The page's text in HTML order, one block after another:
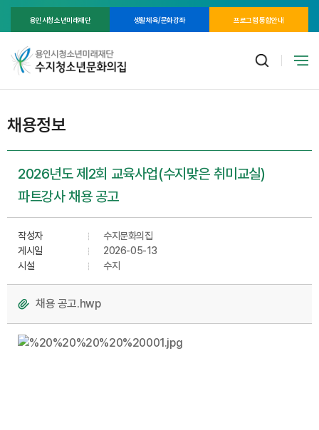
용인시청소년미래재단 생활체육/문화강좌 프로그램 통합안내
채용정보
2026년도 제2회 교육사업(수지맞은 취미교실)
파트강사 채용 공고
작성자
수지문화의집
게시일
2026-05-13
시설
수지
채용 공고.hwp